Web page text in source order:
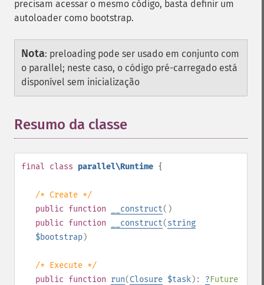
precisam acessar o mesmo código, basta definir um
autoloader como bootstrap.
Nota: preloading pode ser usado em conjunto com
o parallel; neste caso, o código pré-carregado está
disponível sem inicialização
Resumo da classe
final class parallel\Runtime {
/* Create */
public function __construct()
public function __construct(string
$bootstrap)
/* Execute */
public function run(Closure $task): ?Future